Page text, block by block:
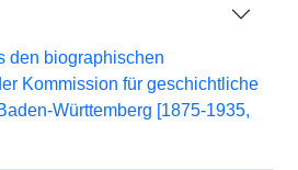
den biographischen
Kommission für geschichtliche
Württemberg [1875-1935,